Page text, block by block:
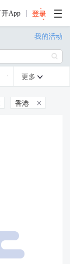
开App
我的活动

更多 
香港 